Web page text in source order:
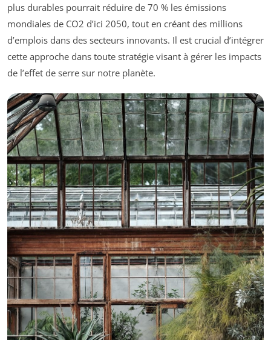
plus durables pourrait réduire de 70 % les émissions
mondiales de CO2 d’ici 2050, tout en créant des millions
d’emplois dans des secteurs innovants. Il est crucial d’intégrer
cette approche dans toute stratégie visant à gérer les impacts
de l’effet de serre sur notre planète.